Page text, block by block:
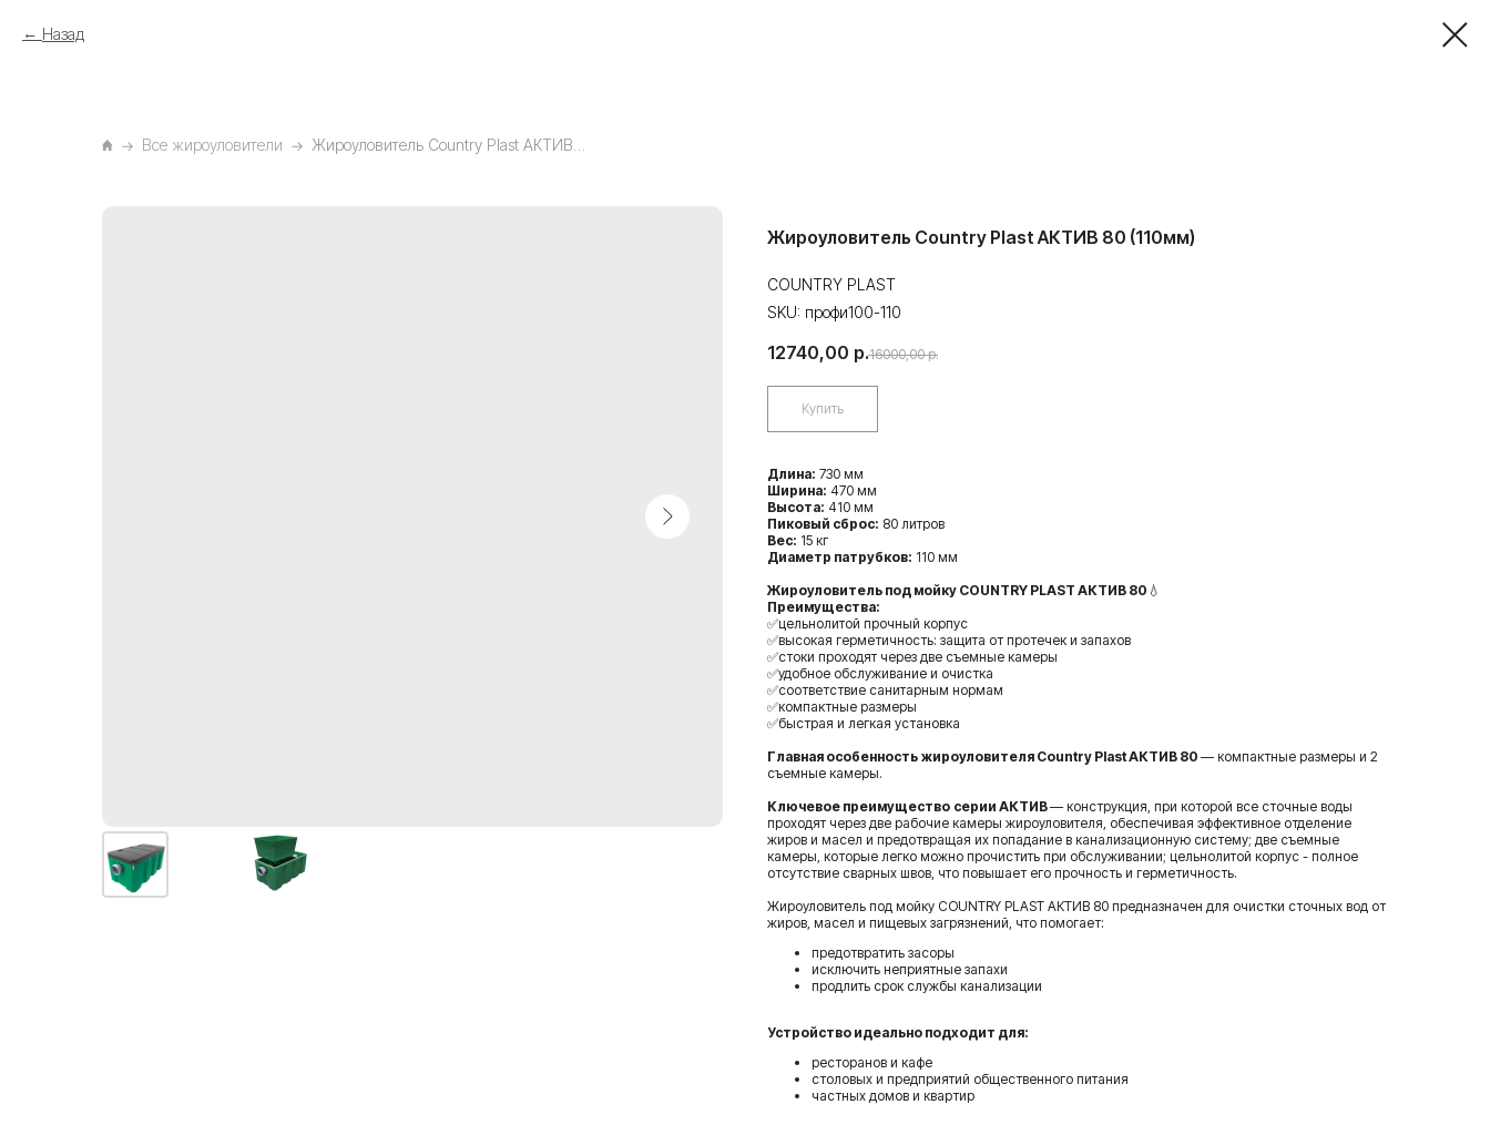
Назад
Все жироуловители
Жироуловитель Country Plast АКТИВ 80 (110мм)
COUNTRY PLAST
SKU: профи100-110
12740,00 р.16000,00 р.
Купить
Длина: 730 мм
Ширина: 470 мм
Высота: 410 мм
Пиковый сброс: 80 литров
Вес: 15 кг
Диаметр патрубков: 110 мм
Жироуловитель под мойку COUNTRY PLAST АКТИВ 80 💧
Преимущества:
✅цельнолитой прочный корпус
✅высокая герметичность: защита от протечек и запахов
✅стоки проходят через две съемные камеры
✅удобное обслуживание и очистка
✅соответствие санитарным нормам
✅компактные размеры
✅быстрая и легкая установка
Главная особенность жироуловителя Country Plast АКТИВ 80 — компактные размеры и 2
съемные камеры.
Ключевое преимущество серии АКТИВ— конструкция, при которой все сточные воды
проходят через две рабочие камеры жироуловителя, обеспечивая эффективное отделение
жиров и масел и предотвращая их попадание в канализационную систему; две съемные
камеры, которые легко можно прочистить при обслуживании; цельнолитой корпус - полное
отсутствие сварных швов, что повышает его прочность и герметичность.
Жироуловитель под мойку COUNTRY PLAST АКТИВ 80 предназначен для очистки сточных вод от
жиров, масел и пищевых загрязнений, что помогает:
предотвратить засоры
исключить неприятные запахи
продлить срок службы канализации
Устройство идеально подходит для:
ресторанов и кафе
столовых и предприятий общественного питания
частных домов и квартир